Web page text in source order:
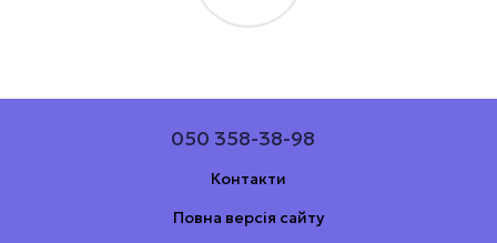
050 358-38-98
Контакти
Повна версія сайту